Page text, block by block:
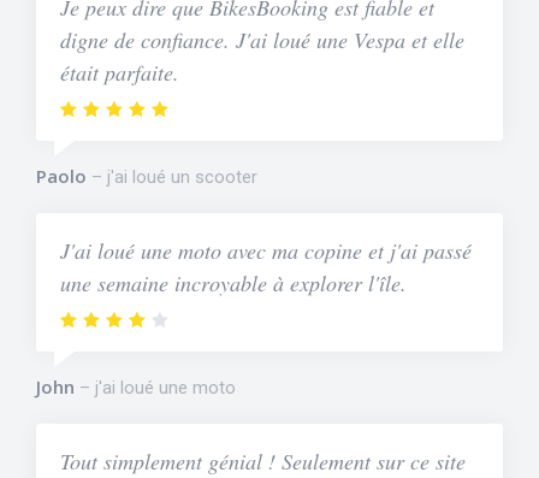
Je peux dire que BikesBooking est fiable et
digne de confiance. J'ai loué une Vespa et elle
était parfaite.
Paolo j'ai loué un scooter
J'ai loué une moto avec ma copine et j'ai passé
une semaine incroyable à explorer l'île.
John j'ai loué une moto
Tout simplement génial ! Seulement sur ce site